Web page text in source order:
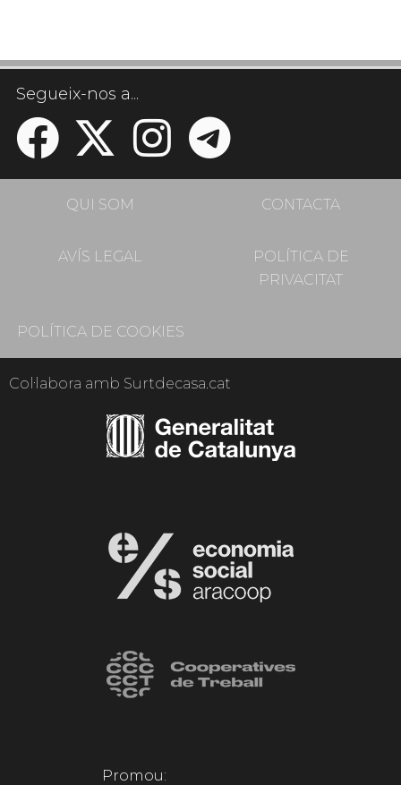
Segueix-nos a...
QUI SOM CONTACTA
AVÍS LEGAL
POLÍTICA DE
PRIVACITAT
POLÍTICA DE COOKIES
Col·labora amb Surtdecasa.cat
Promou: